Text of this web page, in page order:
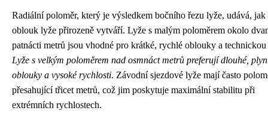
Radiální poloměr, který je výsledkem bočního řezu lyže, udává,
oblouk lyže přirozeně vytváří. Lyže s malým poloměrem okolo
patnácti metrů jsou vhodné pro krátké, rychlé oblouky a
Lyže s velkým poloměrem nad osmnáct metrů preferují dlouhé,
oblouky a vysoké rychlosti. Závodní sjezdové lyže mají často
přesahující třicet metrů, což jim poskytuje maximální stabilitu při
extrémních rychlostech.